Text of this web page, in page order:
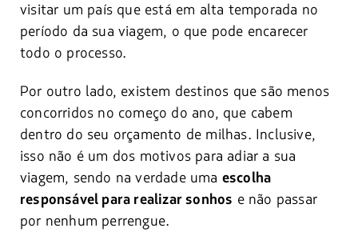
visitar um país que está em alta temporada no
período da sua viagem, o que pode encarecer
todo o processo.
Por outro lado, existem destinos que são menos
concorridos no começo do ano, que cabem
dentro do seu orçamento de milhas. Inclusive,
isso não é um dos motivos para adiar a sua
viagem, sendo na verdade uma escolha
responsável para realizar sonhos e não passar
por nenhum perrengue.